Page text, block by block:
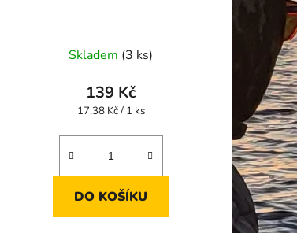
Skladem (3 ks)
139 Kč
Měrná
17,38 Kč / 1 ks
DO KOŠÍKU